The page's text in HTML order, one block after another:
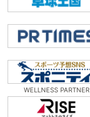
WELLNESS PARTNER